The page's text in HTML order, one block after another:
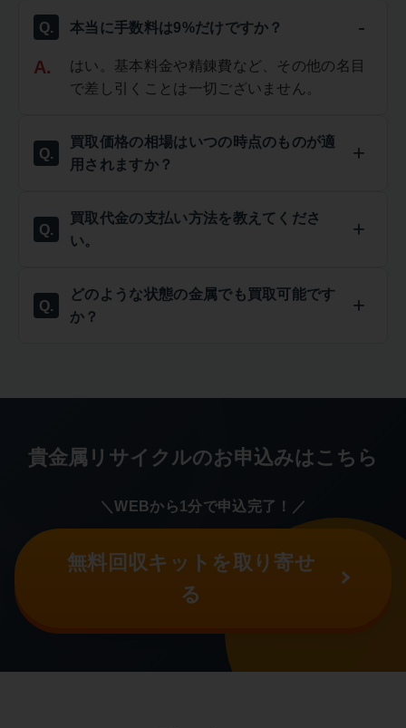
本当に手数料は9%だけですか？
はい。基本料金や精錬費など、その他の名目
で差し引くことは一切ございません。
買取価格の相場はいつの時点のものが適
用されますか？
買取代金の支払い方法を教えてくださ
い。
どのような状態の金属でも買取可能です
か？
貴金属リサイクルのお申込みはこちら
＼WEBから1分で申込完了！／
無料回収キットを取り寄せ
る